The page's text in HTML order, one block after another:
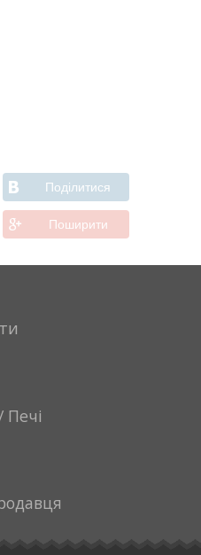
Подiлитися
Поширити